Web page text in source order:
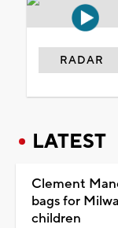
RADAR
LATEST
Clement
bags for
children